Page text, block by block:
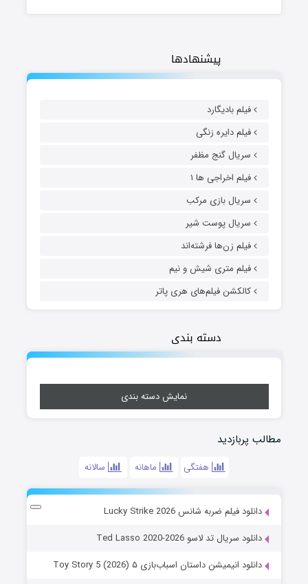
پیشنهادها
فیلم بادیگارد
فیلم دایره زنگی
سریال گنج مظفر
فیلم اخراجی ها ۱
سریال بازی مرکب
سریال پوست شیر
فیلم زن‌ها فرشته‌اند
فیلم متری شیش و نیم
کالکشن فیلم‌های هری پاتر
دسته بندی
نمایش دسته بندی
مطالب پربازدید
هفتگی ماهانه سالانه
دانلود فیلم ضربه شانس Lucky Strike 2026
دانلود سریال تد لاسو Ted Lasso 2020-2026
دانلود انیمیشن داستان اسباب‌بازی ۵ Toy Story 5 (2026)